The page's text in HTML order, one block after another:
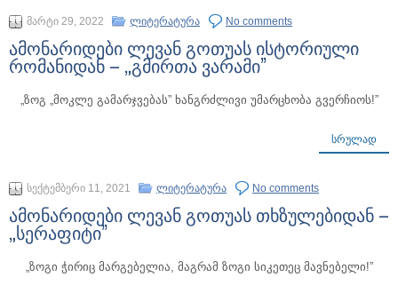
მარტი 29, 2022 ლიტერატურა No comments
ამონარიდები ლევან გოთუას ისტორიული
რომანიდან – „გმირთა ვარამი”
„ზოგ „მოკლე გამარჯვებას” ხანგრძლივი უმარცხობა გვერჩიოს!”
ᲡᲠᲣᲚᲐᲓ
სექტემბერი 11, 2021 ლიტერატურა No comments
ამონარიდები ლევან გოთუას თხზულებიდან –
„სერაფიტი”
„ზოგი ჭირიც მარგებელია, მაგრამ ზოგი სიკეთეც მავნებელი!”